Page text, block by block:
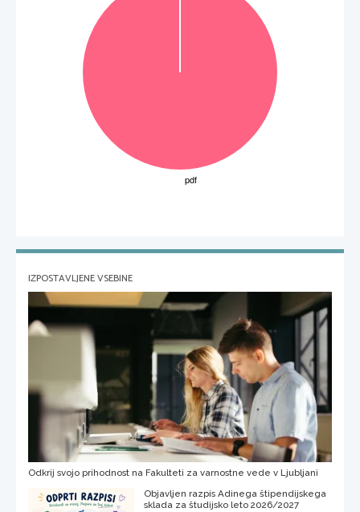
IZPOSTAVLJENE VSEBINE
Odkrij svojo prihodnost na Fakulteti za varnostne vede v Ljubljani
Objavljen razpis Adinega štipendijskega
sklada za študijsko leto 2026/2027